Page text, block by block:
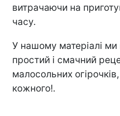
витрачаючи на
часу.
У нашому матеріалі ми
простий і смачний
малосольних
кожного!.